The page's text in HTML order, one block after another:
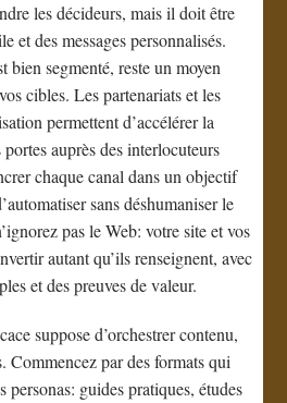
les décideurs, mais il doit être
et des messages personnalisés.
bien segmenté, reste un moyen
cibles. Les partenariats et les
permettent d’accélérer la
auprès des interlocuteurs
chaque canal dans un objectif
sans déshumaniser le
pas le Web: votre site et vos
autant qu’ils renseignent, avec
et des preuves de valeur.
suppose d’orchestrer contenu,
Commencez par des formats qui
personas: guides pratiques, études